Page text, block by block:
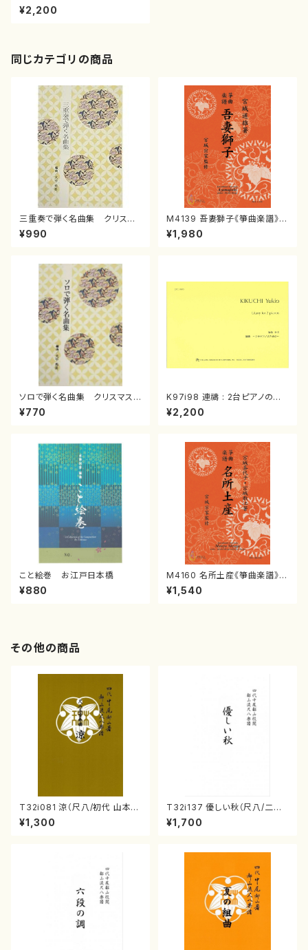
（三，箏，17，尺/中村洋一/楽譜）
¥2,200
同じカテゴリの商品
三重奏で弾く名曲集 クリスマ
スメドレー( 箏2/大平光美 編
曲/楽譜）
¥990
M4139 吾妻獅子《箏曲楽譜》
（箏/宮城道雄著・宮城宗家監修/
箏曲古典楽譜）
¥1,980
ソロで弾く名曲集 クリスマス・
イブ／恋人がサンタクロース(
箏独奏 /大平光美 編曲/楽
¥770
K97i98 連禱 : 2台ピアノのた
めの（2 Pianos / 菊池 幸夫 /
楽譜）
¥2,200
こと絵巻 お江戸日本橋
¥880
M4160 名所土産《箏曲楽譜》
（箏/宮城喜代子・宮城数江著・
宮城宗家監修/箏曲古典楽譜）
¥1,540
その他の商品
T32i081 涼（尺八/初代 山本邦
山/尺八/都山式譜）都山流公刊
楽譜曲番:530
¥1,300
T32i137 優しい秋（尺八/二代
山本邦山/尺八/都山式譜）都山
流公刊楽譜曲番:586
¥1,700